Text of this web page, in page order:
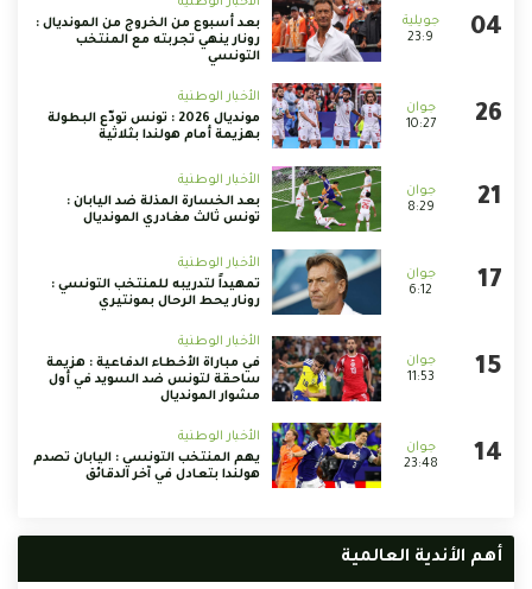
23:9
بعد أسبوع من الخروج من المونديال :
رونار ينهي تجربته مع المنتخب
التونسي
10:27
الأخبار الوطنية
مونديال 2026 : تونس تودّع البطولة
بهزيمة أمام هولندا بثلاثية
8:29
الأخبار الوطنية
بعد الخسارة المذلة ضد اليابان :
تونس ثالث مغادري المونديال
6:12
الأخبار الوطنية
تمهيداً لتدريبه للمنتخب التونسي :
رونار يحط الرحال بمونتيري
11:53
الأخبار الوطنية
في مباراة الأخطاء الدفاعية : هزيمة
ساحقة لتونس ضد السويد في أول
مشوار المونديال
23:48
الأخبار الوطنية
يهم المنتخب التونسي : اليابان تصدم
هولندا بتعادل في آخر الدقائق
أهم الأندية العالمية